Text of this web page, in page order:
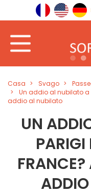
Casa Svago
Un addio al nubilato a
addio al nubilato
UN
PARIGI
FRANCE?